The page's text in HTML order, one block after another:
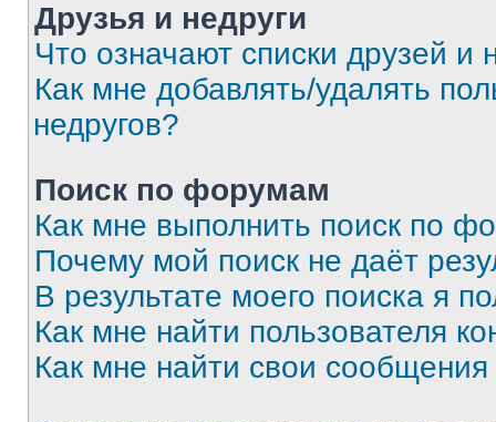
Друзья и недруги
Что означают списки друзей и
Как мне добавлять/удалять
недругов?
Поиск по форумам
Как мне выполнить поиск по
Почему мой поиск не даёт
В результате моего поиска я
Как мне найти пользователя
Как мне найти свои